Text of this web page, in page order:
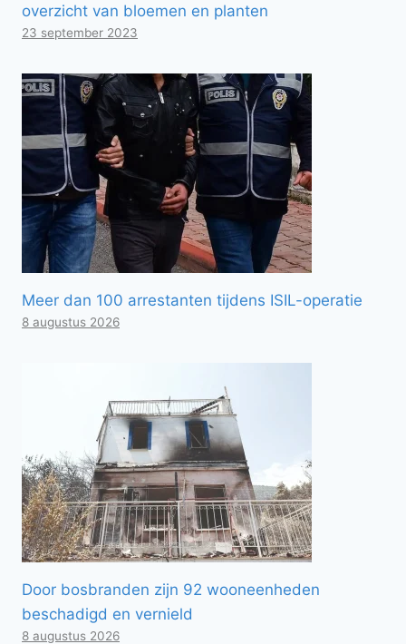
overzicht van bloemen en planten
23 september 2023
Meer dan 100 arrestanten tijdens ISIL-operatie
8 augustus 2026
Door bosbranden zijn 92 wooneenheden
beschadigd en vernield
8 augustus 2026